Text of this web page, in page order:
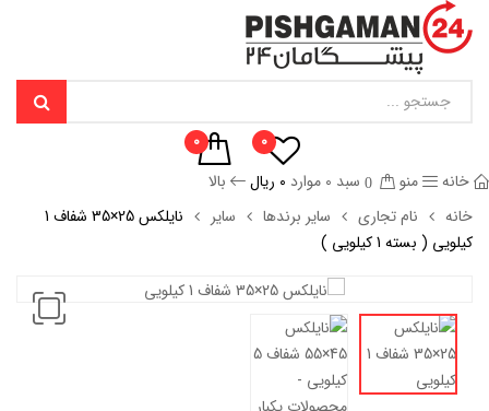
0
0
خانه منو 0 سبد 0 موارد ۰ ریال
بالا
خانه
نام تجاری سایر برندها سایر
نایلکس 25×35 شفاف 1
کیلویی ( بسته 1 کیلویی )